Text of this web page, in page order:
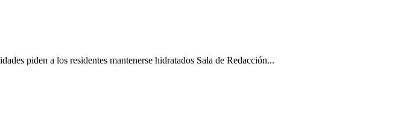
piden a los residentes mantenerse hidratados Sala de Redacción...